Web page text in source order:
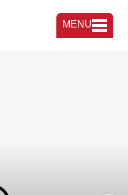
MENU